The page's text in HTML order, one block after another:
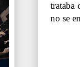
trataba
no se